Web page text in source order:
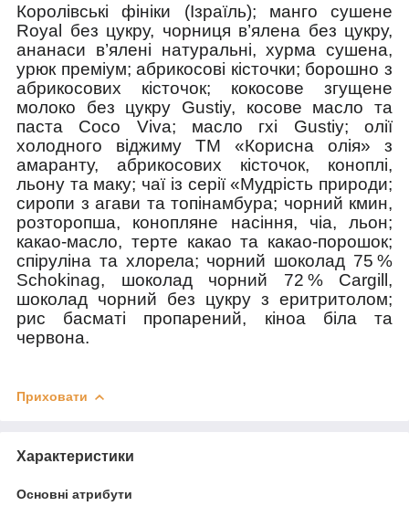
Королівські фініки (Ізраїль); манго сушене
Royal без цукру, чорниця в’ялена без цукру,
ананаси в’ялені натуральні, хурма сушена,
урюк преміум; абрикосові кісточки; борошно з
абрикосових кісточок; кокосове згущене
молоко без цукру Gustiy, косове масло та
паста Сoco Viva; масло гхі Gustiy; олії
холодного віджиму ТМ «Корисна олія» з
амаранту, абрикосових кісточок, коноплі,
льону та маку; чаї із серії «Мудрість природи;
сиропи з агави та топінамбура; чорний кмин,
розторопша, конопляне насіння, чіа, льон;
какао-масло, терте какао та какао-порошок;
спіруліна та хлорела; чорний шоколад 75 %
Schokinag, шоколад чорний 72 % Cargill,
шоколад чорний без цукру з еритритолом;
рис басматі пропарений, кіноа біла та
червона.
Приховати
Характеристики
Основні атрибути